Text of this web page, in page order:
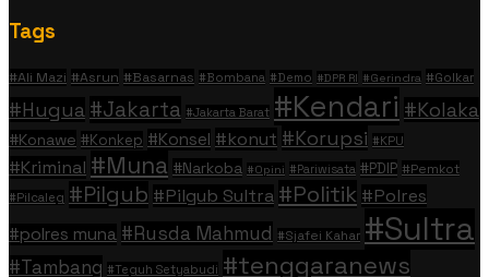
Tags
#Ali Mazi #Asrun #Basarnas #Bombana #Demo #DPR RI #Gerindra #Golkar
#Hugua #Jakarta #Jakarta Barat #Kendari #Kolaka
#Konawe #Konkep #Konsel #konut #Korupsi #KPU
#Kriminal #Muna #Narkoba #Opini #Pariwisata #PDIP #Pemkot
#Pilcaleg #Pilgub #Pilgub Sultra #Politik #Polres
#polres muna #Rusda Mahmud #Sjafei Kahar #Sultra
#Tambang #Teguh Setyabudi #tenggaranews